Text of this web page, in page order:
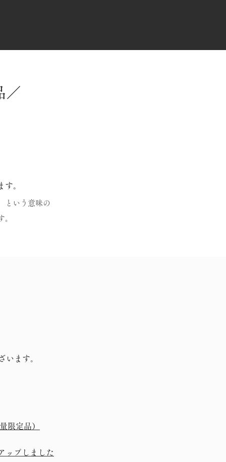
／
。
という意味の
います。
限定品）
ップしました